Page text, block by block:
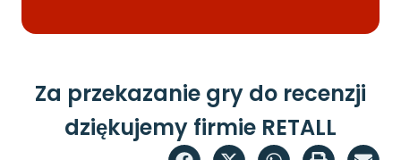
Za przekazanie gry do recenzji
dziękujemy firmie RETALL